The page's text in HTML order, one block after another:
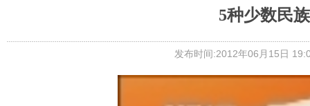
5种少数民
发布时间:2012年06月15日